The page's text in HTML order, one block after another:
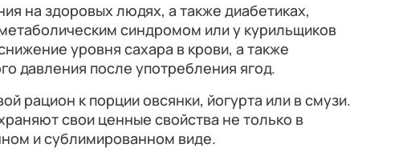
на здоровых людях, а также диабетиках,
синдромом или у курильщиков
уровня сахара в крови, а также
давления после употребления ягод.
рацион к порции овсянки, йогурта или в смузи.
свои ценные свойства не только в
и сублимированном виде.